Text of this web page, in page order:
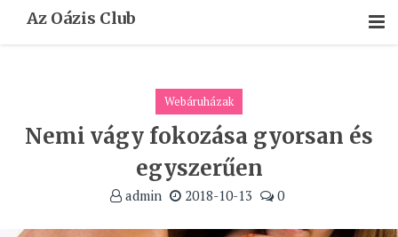
Az Oázis Club
Webáruházak
Nemi vágy fokozása gyorsan és
egyszerűen
admin 2018-10-13 0